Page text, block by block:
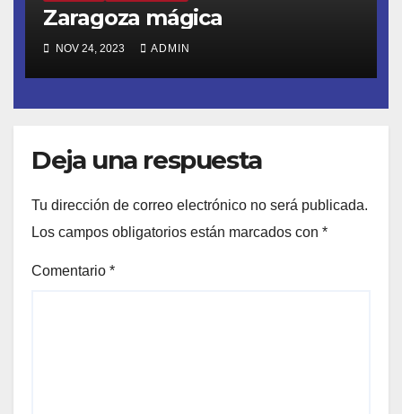
Zaragoza mágica
NOV 24, 2023 ADMIN
Deja una respuesta
Tu dirección de correo electrónico no será publicada.
Los campos obligatorios están marcados con *
Comentario *